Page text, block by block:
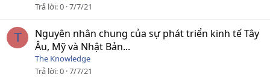
Trả lời 0 7/7/21
T
Nguyên nhân chung của sự phát triển kinh tế Tây
Âu, Mỹ và Nhật Bản...
The Knowledge
Trả lời 0 7/7/21